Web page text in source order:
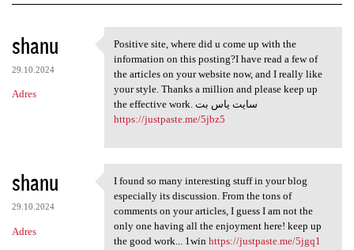
K
o
m
e
r
z
e
shanu
29.10.2024
Adres
Positive site, where did u
Positive site, where did u come up with the
information on this posting?I have read a few of
the articles on your website now, and I really like
your style. Thanks a million and please keep up
the effective work. سایت یاس بت
https://justpaste.me/5jbz5
shanu
29.10.2024
Adres
I found so many interesting
I found so many interesting stuff in your blog
especially its discussion. From the tons of
comments on your articles, I guess I am not the
only one having all the enjoyment here! keep up
the good work... 1win https://justpaste.me/5jgq1